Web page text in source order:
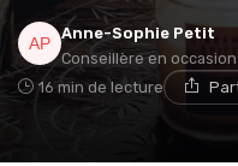
Anne-Sophie Petit
Conseillère en
16 min de lecture